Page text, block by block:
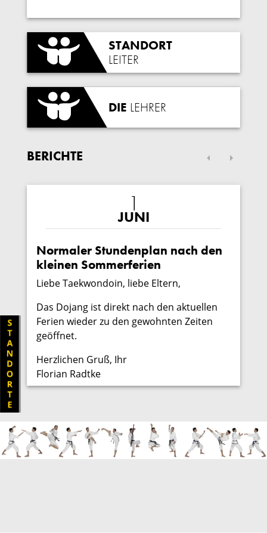
STANDORT
LEITER
DIE LEHRER
BERICHTE
1
JUNI
Normaler Stundenplan nach den
kleinen Sommerferien
Liebe Taekwondoin, liebe Eltern,
Das Dojang ist direkt nach den aktuellen
Ferien wieder zu den gewohnten Zeiten
geöffnet.
Herzlichen Gruß, Ihr
Florian Radtke